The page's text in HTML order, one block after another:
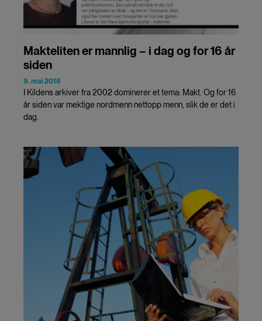
Makteliten er mannlig – i dag og for 16 år
siden
9. mai 2018
I Kildens arkiver fra 2002 dominerer et tema: Makt. Og for 16
år siden var mektige nordmenn nettopp menn, slik de er det i
dag.